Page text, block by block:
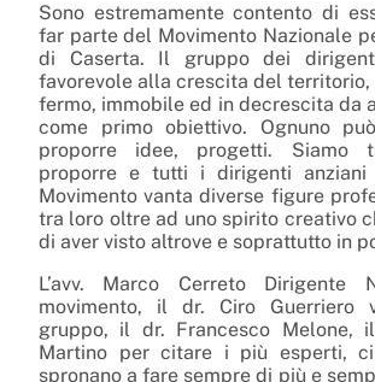
Sono estremamente contento di
far parte del Movimento Nazionale
di Caserta. Il gruppo dei
favorevole alla crescita del
fermo, immobile ed in decrescita da
come primo obiettivo. Ognuno
proporre idee, progetti. Siamo
proporre e tutti i dirigenti
Movimento vanta diverse figure
tra loro oltre ad uno spirito creativo
di aver visto altrove e soprattutto in
L’avv. Marco Cerreto Dirigente
movimento, il dr. Ciro Guerriero
gruppo, il dr. Francesco Melone,
Martino per citare i più esperti,
spronano a fare sempre di più e